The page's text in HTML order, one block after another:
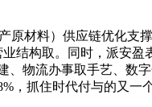
料）供应链优化支撑
结构取。同时，派安
、物流办事取手艺、数
，抓住时代付与的又